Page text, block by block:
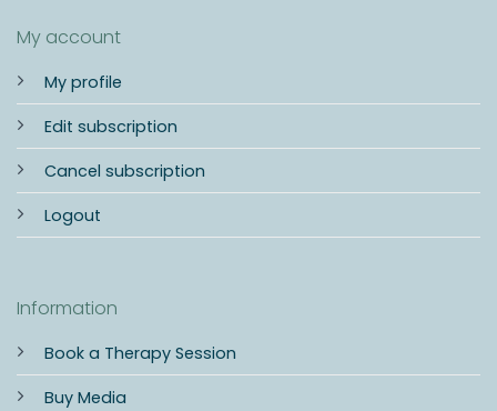
My account
My profile
Edit subscription
Cancel subscription
Logout
Information
Book a Therapy Session
Buy Media